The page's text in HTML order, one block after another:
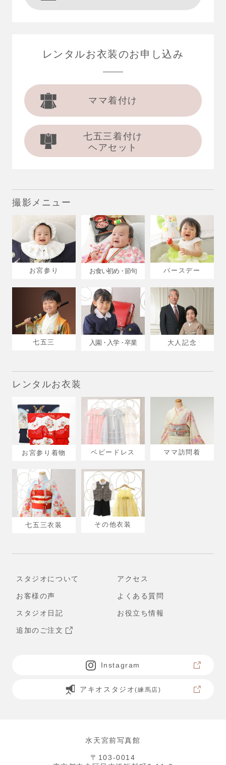
レンタルお衣装のお申し込み
ママ着付け
七五三着付け
ヘアセット
撮影メニュー
お宮参り お食い初め・節句 バースデー
七五三 入園・入学・卒業 大人記念
レンタルお衣装
お宮参り着物 ベビードレス ママ訪問着
七五三衣装 その他衣装
スタジオについて アクセス
お客様の声 よくある質問
スタジオ日記 お役立ち情報
追加のご注文
Instagram
アキオスタジオ(練馬店)
水天宮前写真館
〒103-0014